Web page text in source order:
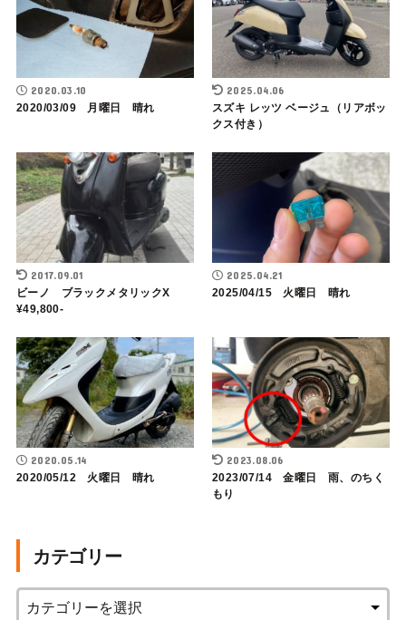
2020.03.10
2020/03/09 月曜日 晴れ
2025.04.06
スズキ レッツ ベージュ（リアボッ
クス付き）
2017.09.01
ビーノ ブラックメタリックX
¥49,800-
2025.04.21
2025/04/15 火曜日 晴れ
2020.05.14
2020/05/12 火曜日 晴れ
2023.08.06
2023/07/14 金曜日 雨、のちく
もり
カテゴリー